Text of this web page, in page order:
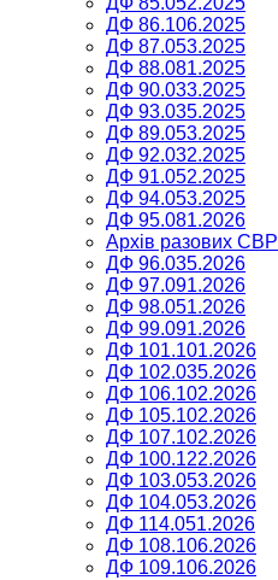
ДФ 86.106.2025
ДФ 87.053.2025
ДФ 88.081.2025
ДФ 90.033.2025
ДФ 93.035.2025
ДФ 89.053.2025
ДФ 92.032.2025
ДФ 91.052.2025
ДФ 94.053.2025
ДФ 95.081.2026
Архів разових СВР
ДФ 96.035.2026
ДФ 97.091.2026
ДФ 98.051.2026
ДФ 99.091.2026
ДФ 101.101.2026
ДФ 102.035.2026
ДФ 106.102.2026
ДФ 105.102.2026
ДФ 107.102.2026
ДФ 100.122.2026
ДФ 103.053.2026
ДФ 104.053.2026
ДФ 114.051.2026
ДФ 108.106.2026
ДФ 109.106.2026